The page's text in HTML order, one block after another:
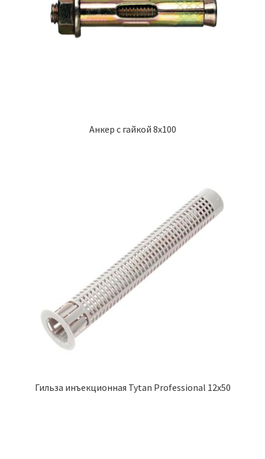
Анкер с гайкой 8х100
Гильза инъекционная Tytan Professional 12х50